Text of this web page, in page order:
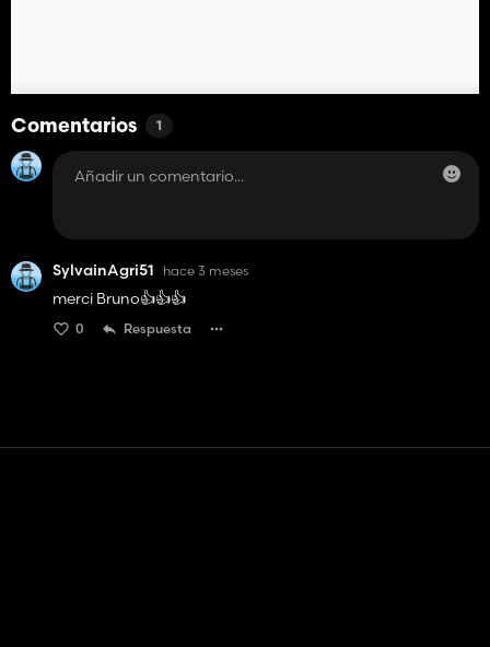
Comentarios 1
SylvainAgri51 hace 3 meses
merci Bruno👍️👍️👍️
0 Respuesta